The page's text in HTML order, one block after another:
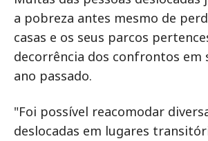
a pobreza antes mesmo de
casas e os seus parcos
decorrência dos confrontos em
ano passado.
"Foi possível reacomodar
deslocadas em lugares